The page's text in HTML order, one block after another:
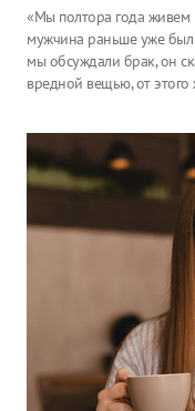
«Мы полтора года живем
мужчина раньше уже был
мы обсуждали брак, он
вредной вещью, от